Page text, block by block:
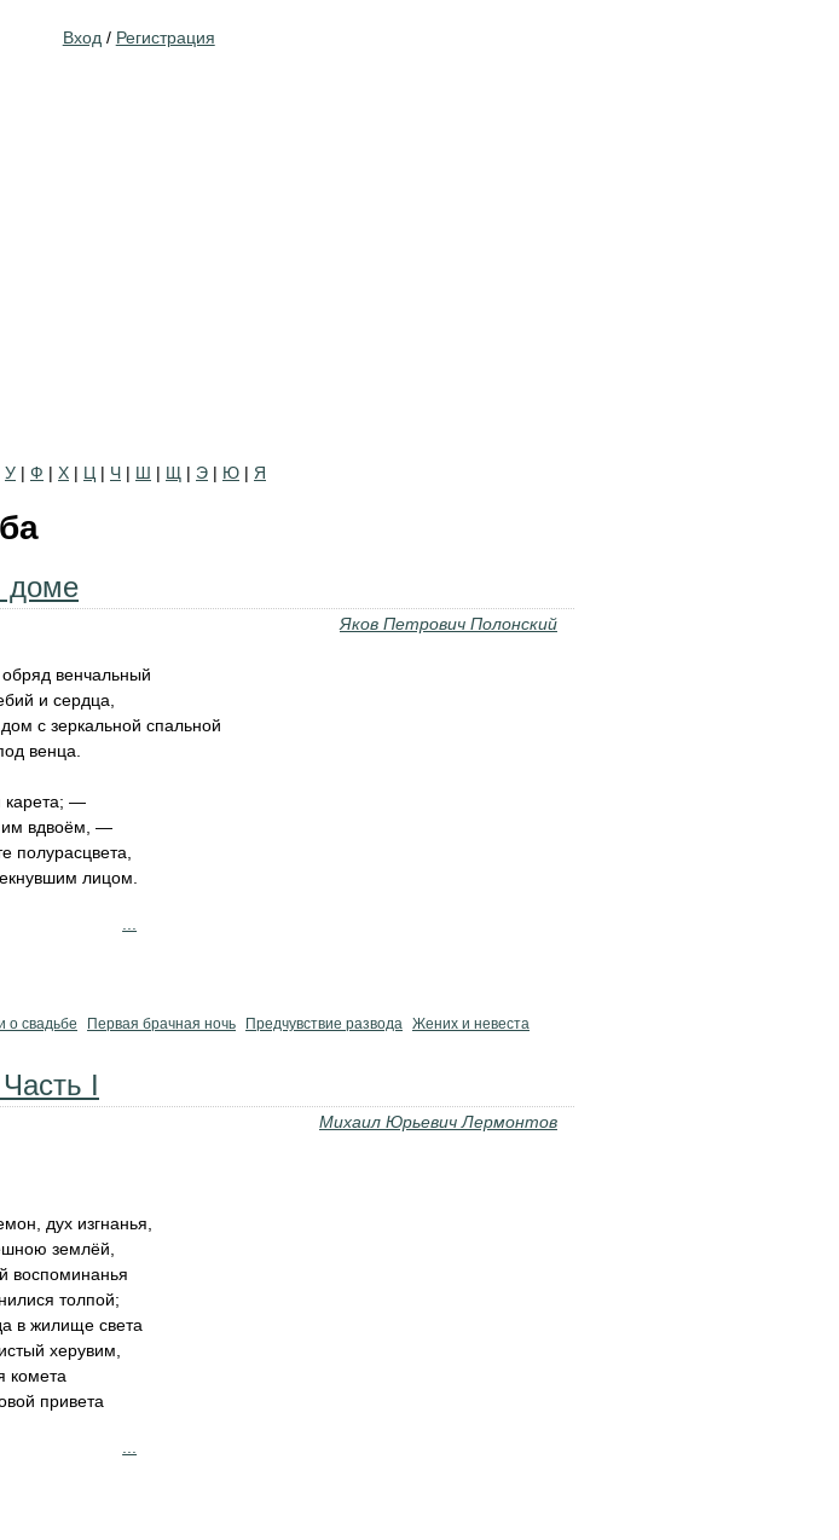
Вход / Регистрация
У | Ф | Х | Ц | Ч | Ш | Щ | Э | Ю | Я
доме
Яков Петрович Полонский
венчальный
и сердца,
с зеркальной спальной
венца.
карета; —
им вдвоём, —
полурасцвета,
лицом.
о свадьбе Первая брачная ночь Предчувствие развода Жених и невеста
I
Михаил Юрьевич Лермонтов
дух изгнанья,
землёй,
воспоминанья
толпой;
в жилище света
херувим,
комета
привета